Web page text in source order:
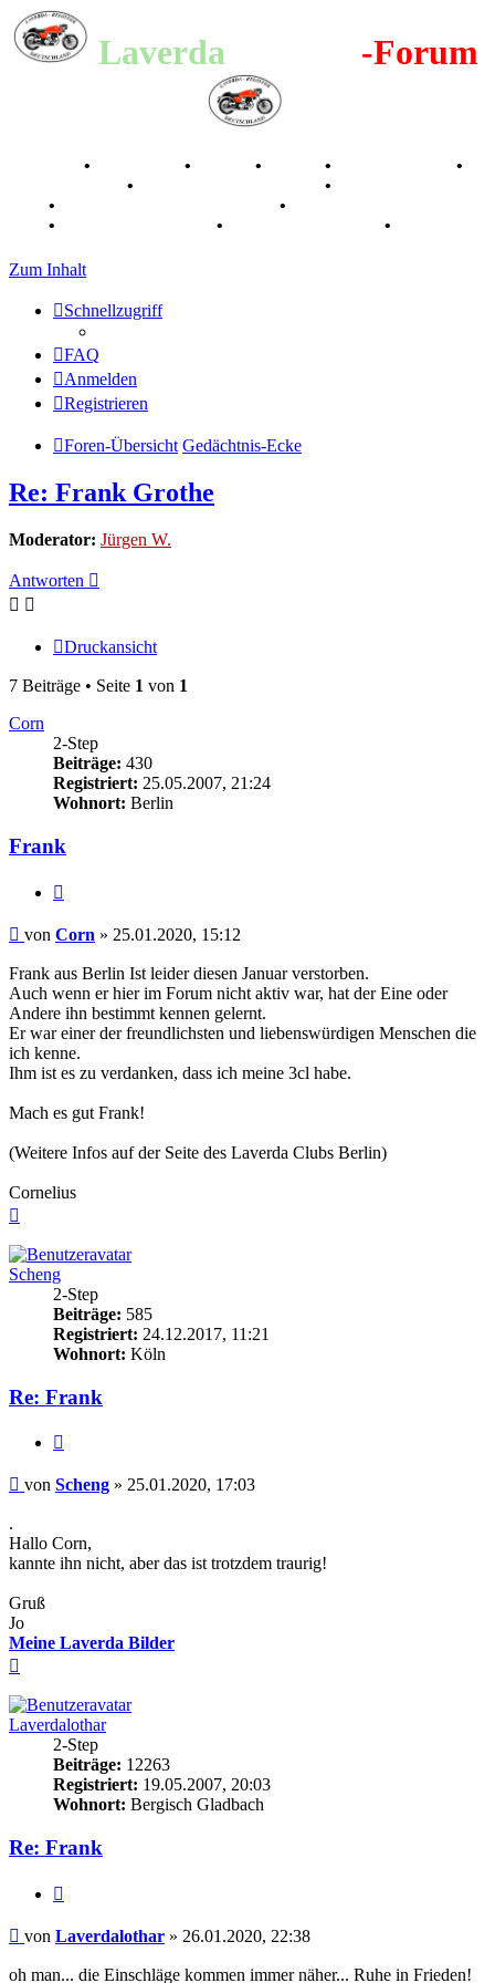
Laverda -Forum
• • • •
•
• •
• •
• • •
Zum Inhalt
Schnellzugriff
FAQ
Anmelden
Registrieren
Foren-Übersicht Gedächtnis-Ecke
Re: Frank Grothe
Moderator: Jürgen W.
Antworten
Druckansicht
7 Beiträge • Seite 1 von 1
Corn
2-Step
Beiträge: 430
Registriert: 25.05.2007, 21:24
Wohnort: Berlin
Frank
Beitrag
von Corn » 25.01.2020, 15:12
Frank aus Berlin Ist leider diesen Januar verstorben.
Auch wenn er hier im Forum nicht aktiv war, hat der Eine oder
Andere ihn bestimmt kennen gelernt.
Er war einer der freundlichsten und liebenswürdigen Menschen die
ich kenne.
Ihm ist es zu verdanken, dass ich meine 3cl habe.
Mach es gut Frank!
(Weitere Infos auf der Seite des Laverda Clubs Berlin)
Cornelius
Scheng
2-Step
Beiträge: 585
Registriert: 24.12.2017, 11:21
Wohnort: Köln
Re: Frank
Beitrag
von Scheng » 25.01.2020, 17:03
.
Hallo Corn,
kannte ihn nicht, aber das ist trotzdem traurig!
Gruß
Jo
Meine Laverda Bilder
Laverdalothar
2-Step
Beiträge: 12263
Registriert: 19.05.2007, 20:03
Wohnort: Bergisch Gladbach
Re: Frank
Beitrag
von Laverdalothar » 26.01.2020, 22:38
oh man... die Einschläge kommen immer näher... Ruhe in Frieden!